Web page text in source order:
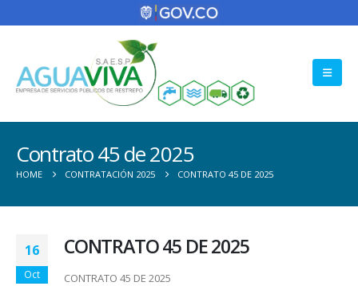
Contrato 45 de 2025
HOME CONTRATACIÓN 2025 CONTRATO 45 DE 2025
16
Oct
CONTRATO 45 DE 2025
CONTRATO 45 DE 2025